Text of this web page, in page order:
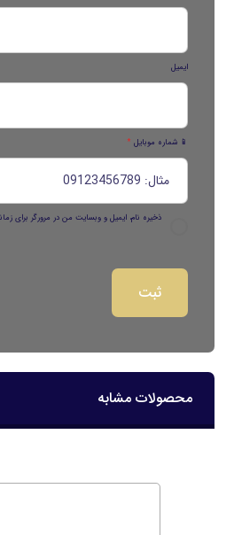
ایمیل
📱 شماره موبایل *
ذخیره نام، ایمیل و وبسایت من در مرورگر برای
محصولات مشابه